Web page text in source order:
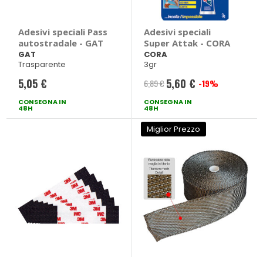
Adesivi speciali Pass
autostradale - GAT
GAT
Trasparente
5,05 €
CONSEGNA IN
48H
Adesivi speciali
Super Attak - CORA
CORA
3gr
6,89 € Prezzo
speciale
5,60 € -19%
CONSEGNA IN
48H
Miglior Prezzo